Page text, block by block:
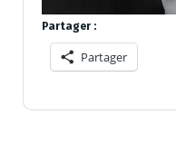
Partager :
Partager